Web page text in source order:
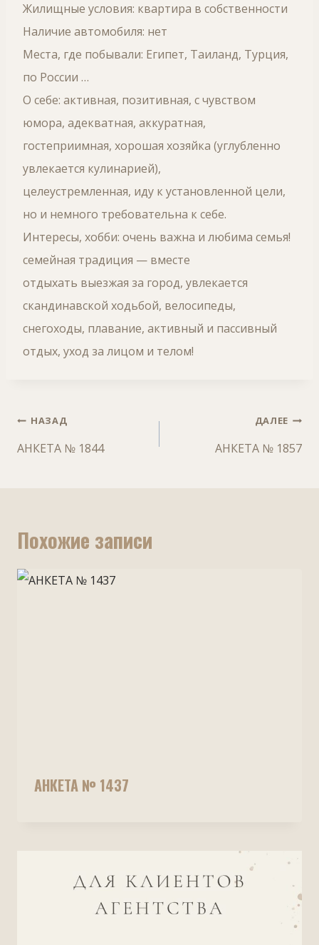
Жилищные условия: квартира в собственности
Наличие автомобиля: нет
Места, где побывали: Египет, Таиланд, Турция,
по России …
О себе: активная, позитивная, с чувством
юмора, адекватная, аккуратная,
гостеприимная, хорошая хозяйка (углубленно
увлекается кулинарией),
целеустремленная, иду к установленной цели,
но и немного требовательна к себе.
Интересы, хобби: очень важна и любима семья!
семейная традиция — вместе
отдыхать выезжая за город, увлекается
скандинавской ходьбой, велосипеды,
снегоходы, плавание, активный и пассивный
отдых, уход за лицом и телом!
Навигация
по
НАЗАД
АНКЕТА № 1844
ДАЛЕЕ
АНКЕТА № 1857
Похожие записи
АНКЕТА № 1437